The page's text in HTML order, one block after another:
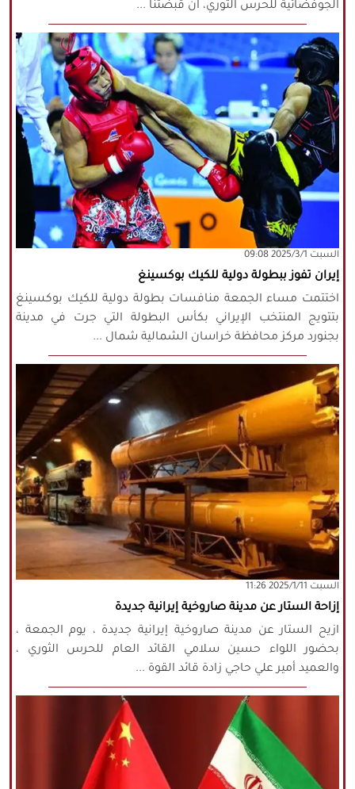
الجوفضائية للحرس الثوري، ان قبضتنا ...
‫السبت‬ 2025/3/1 09:08
إيران تفوز ببطولة دولية للكيك بوكسينغ
اختتمت مساء الجمعة منافسات بطولة دولية للكيك بوكسينغ
بتتويج المنتخب الإيراني بكأس البطولة التي جرت في مدينة
بجنورد مركز محافظة خراسان الشمالية شمال ...
‫السبت‬ 2025/1/11 11:26
إزاحة الستار عن مدينة صاروخية إيرانية جديدة
ازيح الستار عن مدينة صاروخية إيرانية جديدة ، يوم الجمعة ،
بحضور اللواء حسين سلامي القائد العام للحرس الثوري ،
والعميد أمير علي حاجي زادة قائد القوة ...